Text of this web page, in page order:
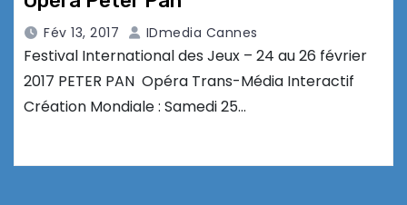
Fév 13, 2017 IDmedia Cannes
Festival International des Jeux – 24 au 26 février
2017 PETER PAN Opéra Trans-Média Interactif
Création Mondiale : Samedi 25…